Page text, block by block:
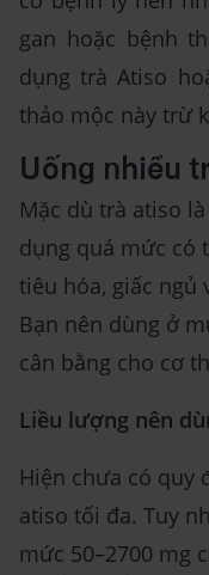
gan hoặc bệnh
dụng trà Atiso
thảo mộc này trừ
Uống nhiều
Mặc dù trà atiso
dụng quá mức có
tiêu hóa, giấc ngủ
Bạn nên dùng ở
cân bằng cho cơ
Liều lượng nên
Hiện chưa có quy
atiso tối đa. Tuy
mức 50–2700 mg